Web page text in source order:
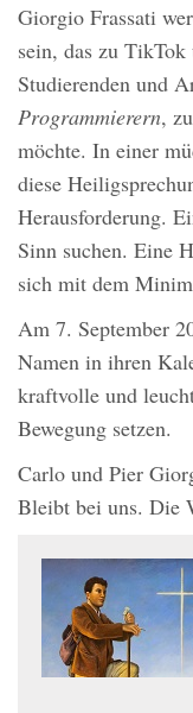
Giorgio Frassati
sein, das zu
Studierenden und
Programmierern,
möchte. In einer
diese
Herausforderung.
Sinn suchen. Eine
sich mit dem
Am 7. September
Namen in ihren
kraftvolle und
Bewegung setzen.
Carlo und Pier
Bleibt bei uns. Die